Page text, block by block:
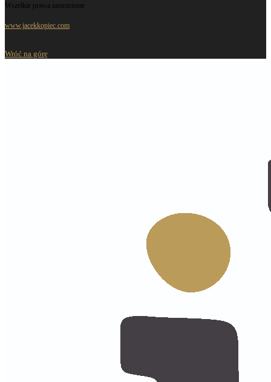
Wszelkie prawa zastrzeżone
www.jacekkopiec.com
Wróć na górę